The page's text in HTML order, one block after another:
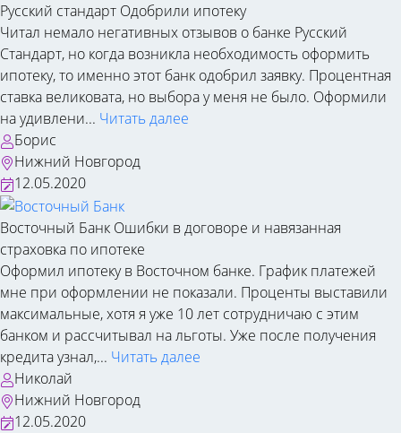
Русский стандарт Одобрили ипотеку
Читал немало негативных отзывов о банке Русский
Стандарт, но когда возникла необходимость оформить
ипотеку, то именно этот банк одобрил заявку. Процентная
ставка великовата, но выбора у меня не было. Оформили
на удивлени... Читать далее
Борис
Нижний Новгород
12.05.2020
Восточный Банк Ошибки в договоре и навязанная
страховка по ипотеке
Оформил ипотеку в Восточном банке. График платежей
мне при оформлении не показали. Проценты выставили
максимальные, хотя я уже 10 лет сотрудничаю с этим
банком и рассчитывал на льготы. Уже после получения
кредита узнал,... Читать далее
Николай
Нижний Новгород
12.05.2020